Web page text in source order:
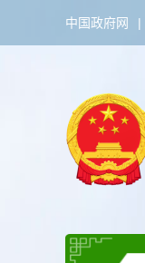
中国政府网 |